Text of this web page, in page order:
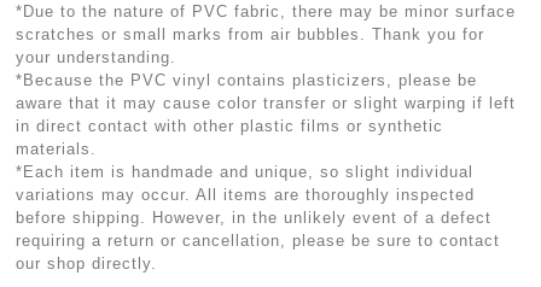
*Due to the nature of PVC fabric, there may be minor surface
scratches or small marks from air bubbles. Thank you for
your understanding.
*Because the PVC vinyl contains plasticizers, please be
aware that it may cause color transfer or slight warping if left
in direct contact with other plastic films or synthetic
materials.
*Each item is handmade and unique, so slight individual
variations may occur. All items are thoroughly inspected
before shipping. However, in the unlikely event of a defect
requiring a return or cancellation, please be sure to contact
our shop directly.